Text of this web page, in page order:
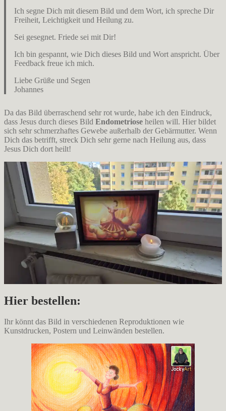
Ich segne Dich mit diesem Bild und dem Wort, ich spreche Dir
Freiheit, Leichtigkeit und Heilung zu.
Sei gesegnet. Friede sei mit Dir!
Ich bin gespannt, wie Dich dieses Bild und Wort anspricht. Über
Feedback freue ich mich.
Liebe Grüße und Segen
Johannes
Da das Bild überraschend sehr rot wurde, habe ich den Eindruck,
dass Jesus durch dieses Bild Endometriose heilen will. Hier bildet
sich sehr schmerzhaftes Gewebe außerhalb der Gebärmutter. Wenn
Dich das betrifft, streck Dich sehr gerne nach Heilung aus, dass
Jesus Dich dort heilt!
Hier bestellen:
Ihr könnt das Bild in verschiedenen Reproduktionen wie
Kunstdrucken, Postern und Leinwänden bestellen.